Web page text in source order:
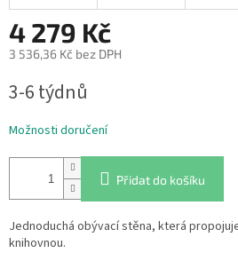
4 279 Kč
3 536,36 Kč bez DPH
cena:
3-6 týdnů
Možnosti doručení
Přidat do košíku
Jednoduchá obývací stěna, která
knihovnou.